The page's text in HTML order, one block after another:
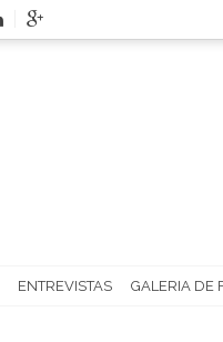
ENTREVISTAS GALERIA DE